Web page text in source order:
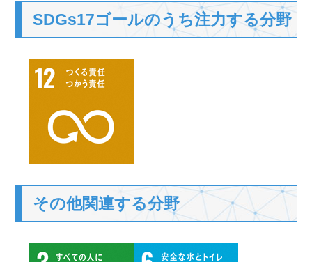
SDGs17ゴールのうち注力する分野
その他関連する分野